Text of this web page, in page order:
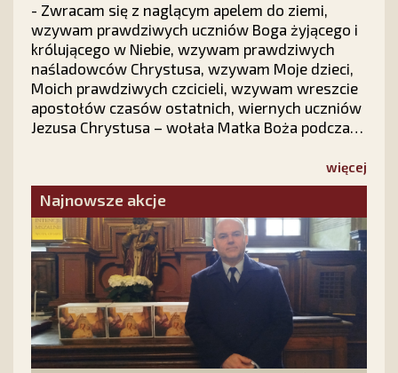
- Zwracam się z naglącym apelem do ziemi,
wzywam prawdziwych uczniów Boga żyjącego i
królującego w Niebie, wzywam prawdziwych
naśladowców Chrystusa, wzywam Moje dzieci,
Moich prawdziwych czcicieli, wzywam wreszcie
apostołów czasów ostatnich, wiernych uczniów
Jezusa Chrystusa – wołała Matka Boża podczas
Odpowiedzmy na Jej słowa. Nie pozostańmy
obojętni!
więcej
Najnowsze akcje